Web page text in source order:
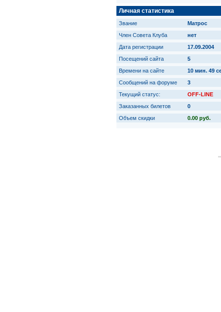
Личная статистика
Звание
Матрос
Член Совета Клуба
нет
Дата регистрации
17.09.2004
Посещений сайта
5
Времени на сайте
10 мин. 49
Сообщений на форуме
3
Текущий статус:
OFF-LINE
Заказанных билетов
0
Объем скидки
0.00 руб.